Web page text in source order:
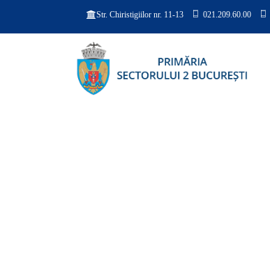
Str. Chiristigiilor nr. 11-13 021.209.60.00